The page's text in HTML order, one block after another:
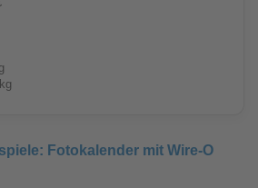
Fotokalender mit Wire-O